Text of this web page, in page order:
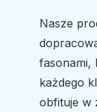
Nasze
fasonami,
każdego
obfituje w